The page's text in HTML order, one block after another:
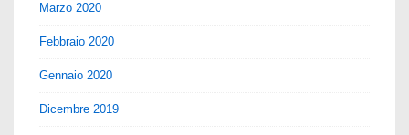
Marzo 2020
Febbraio 2020
Gennaio 2020
Dicembre 2019